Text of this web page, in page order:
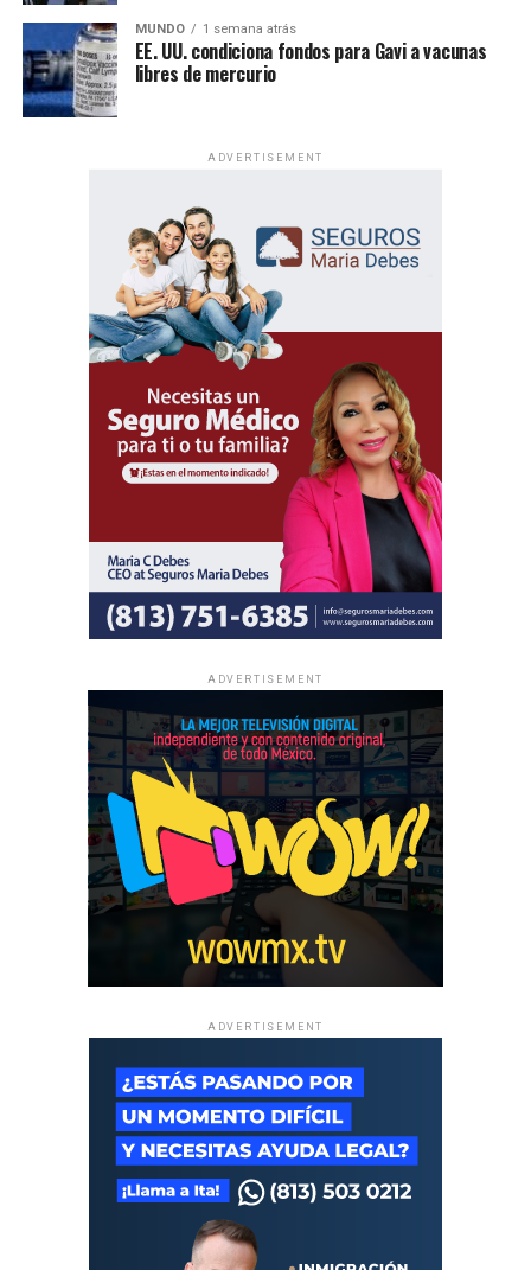
MUNDO 1 semana atrás
EE. UU. condiciona fondos para Gavi a vacunas
libres de mercurio
ADVERTISEMENT
ADVERTISEMENT
ADVERTISEMENT